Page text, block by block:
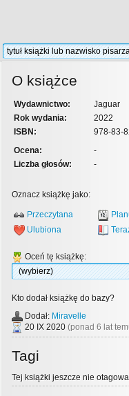
O książce
Wydawnictwo:
Jaguar
Rok wydania:
2022
ISBN:
978-83-
Ocena:
-
Liczba głosów:
-
Oznacz książkę jako:
Przeczytana
Ulubiona
Oceń tę książkę:
Kto dodał książkę do bazy?
Dodał: Miravelle
20 IX 2020 (ponad 6 lat
Tagi
Tej książki jeszcze nie